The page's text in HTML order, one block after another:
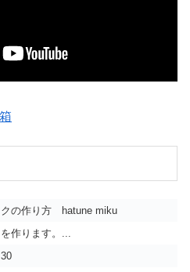
クの作り方 hatune miku
作ります。...